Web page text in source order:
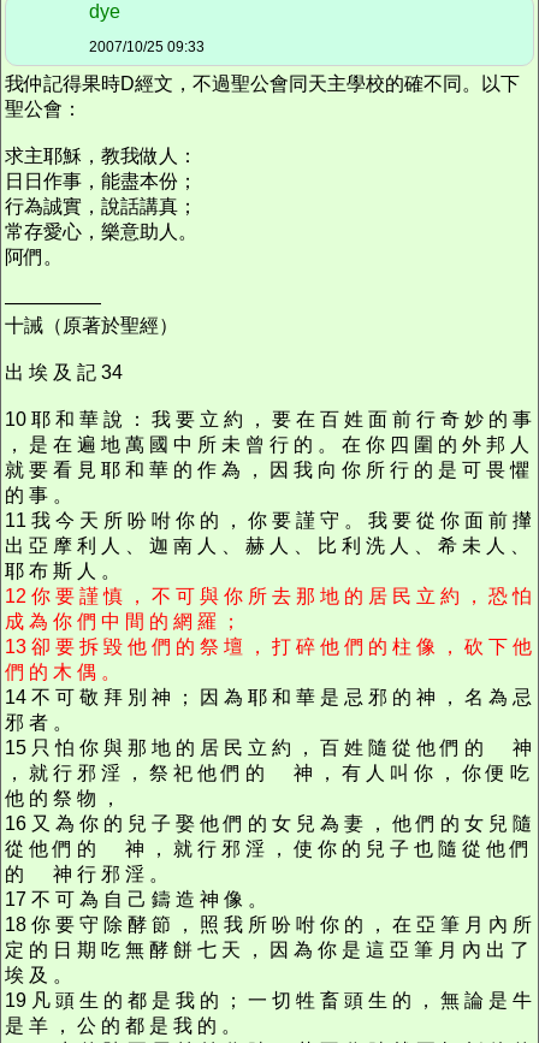
dye
2007/10/25 09:33
我仲記得果時D經文，不過聖公會同天主學校的確不同。以下
聖公會：
求主耶穌，教我做人：
日日作事，能盡本份；
行為誠實，說話講真；
常存愛心，樂意助人。
阿們。
—————
十誡（原著於聖經）
出 埃 及 記 34
10 耶 和 華 說 ： 我 要 立 約 ， 要 在 百 姓 面 前 行 奇 妙 的 事
， 是 在 遍 地 萬 國 中 所 未 曾 行 的 。 在 你 四 圍 的 外 邦 人
就 要 看 見 耶 和 華 的 作 為 ， 因 我 向 你 所 行 的 是 可 畏 懼
的 事 。
11 我 今 天 所 吩 咐 你 的 ， 你 要 謹 守 。 我 要 從 你 面 前 攆
出 亞 摩 利 人 、 迦 南 人 、 赫 人 、 比 利 洗 人 、 希 未 人 、
耶 布 斯 人 。
12 你 要 謹 慎 ， 不 可 與 你 所 去 那 地 的 居 民 立 約 ， 恐 怕
成 為 你 們 中 間 的 網 羅 ；
13 卻 要 拆 毀 他 們 的 祭 壇 ， 打 碎 他 們 的 柱 像 ， 砍 下 他
們 的 木 偶 。
14 不 可 敬 拜 別 神 ； 因 為 耶 和 華 是 忌 邪 的 神 ， 名 為 忌
邪 者 。
15 只 怕 你 與 那 地 的 居 民 立 約 ， 百 姓 隨 從 他 們 的 神
， 就 行 邪 淫 ， 祭 祀 他 們 的 神 ， 有 人 叫 你 ， 你 便 吃
他 的 祭 物 ，
16 又 為 你 的 兒 子 娶 他 們 的 女 兒 為 妻 ， 他 們 的 女 兒 隨
從 他 們 的 神 ， 就 行 邪 淫 ， 使 你 的 兒 子 也 隨 從 他 們
的 神 行 邪 淫 。
17 不 可 為 自 己 鑄 造 神 像 。
18 你 要 守 除 酵 節 ， 照 我 所 吩 咐 你 的 ， 在 亞 筆 月 內 所
定 的 日 期 吃 無 酵 餅 七 天 ， 因 為 你 是 這 亞 筆 月 內 出 了
埃 及 。
19 凡 頭 生 的 都 是 我 的 ； 一 切 牲 畜 頭 生 的 ， 無 論 是 牛
是 羊 ， 公 的 都 是 我 的 。